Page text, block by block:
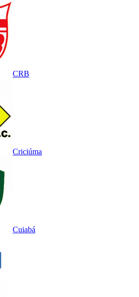
CRB
Criciúma
Cuiabá